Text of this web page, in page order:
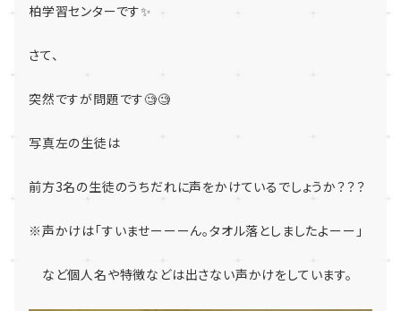
柏学習センターです✨
さて、
突然ですが問題です🧐🧐
写真左の生徒は
前方3名の生徒のうちだれに声をかけているでしょうか？？？
※声かけは「すいませーーーん。タオル落としましたよーー」
など個人名や特徴などは出さない声かけをしています。